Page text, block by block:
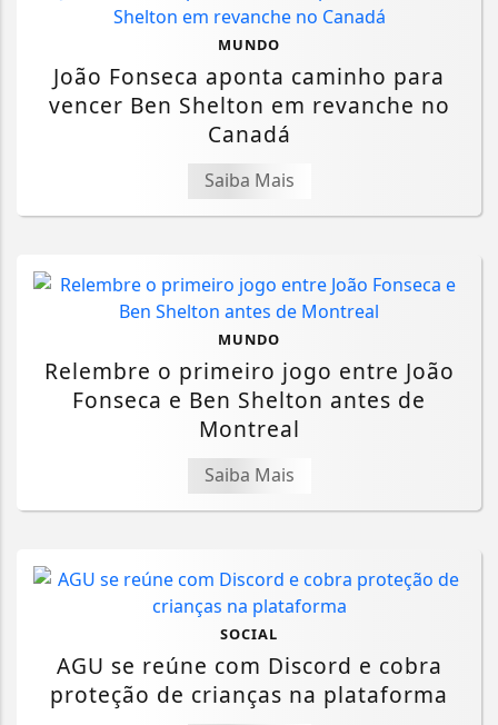
MUNDO
João Fonseca aponta caminho para
vencer Ben Shelton em revanche no
Canadá
Saiba Mais
MUNDO
Relembre o primeiro jogo entre João
Fonseca e Ben Shelton antes de
Montreal
Saiba Mais
SOCIAL
AGU se reúne com Discord e cobra
proteção de crianças na plataforma